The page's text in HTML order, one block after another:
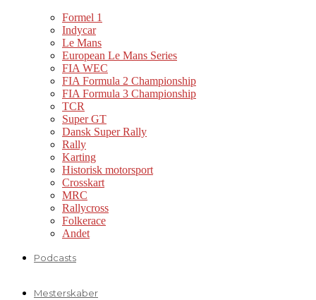
Formel 1
Indycar
Le Mans
European Le Mans Series
FIA WEC
FIA Formula 2 Championship
FIA Formula 3 Championship
TCR
Super GT
Dansk Super Rally
Rally
Karting
Historisk motorsport
Crosskart
MRC
Rallycross
Folkerace
Andet
Podcasts
Mesterskaber